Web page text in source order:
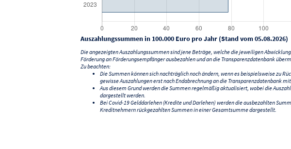
Auszahlungssummen in 100.000 Euro pro Jahr (Stand vom 05.08.2026)
Die angezeigten Auszahlungssummen sind jene Beträge, welche die jeweiligen
Förderung an Förderungsempfänger ausbezahlen und an die Transparenzdatenbank
Zu beachten:
Die Summen können sich nachträglich noch ändern, wenn es beispielsweise zu
gewisse Auszahlungen erst nach Endabrechnung an die Transparenzdatenbank
Aus diesem Grund werden die Summen regelmäßig aktualisiert, wobei die
dargestellt werden.
Bei Covid-19 Gelddarlehen (Kredite und Darlehen) werden die ausbezahlten
Kreditnehmern rückgezahlten Summen in einer Gesamtsumme dargestellt.